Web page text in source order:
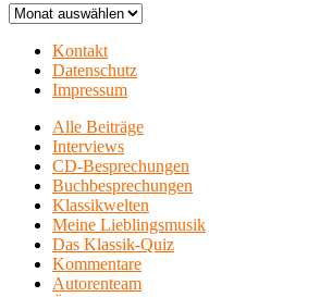
Archiv
Kontakt
Datenschutz
Impressum
Alle Beiträge
Interviews
CD-Besprechungen
Buchbesprechungen
Klassikwelten
Meine Lieblingsmusik
Das Klassik-Quiz
Kommentare
Autorenteam